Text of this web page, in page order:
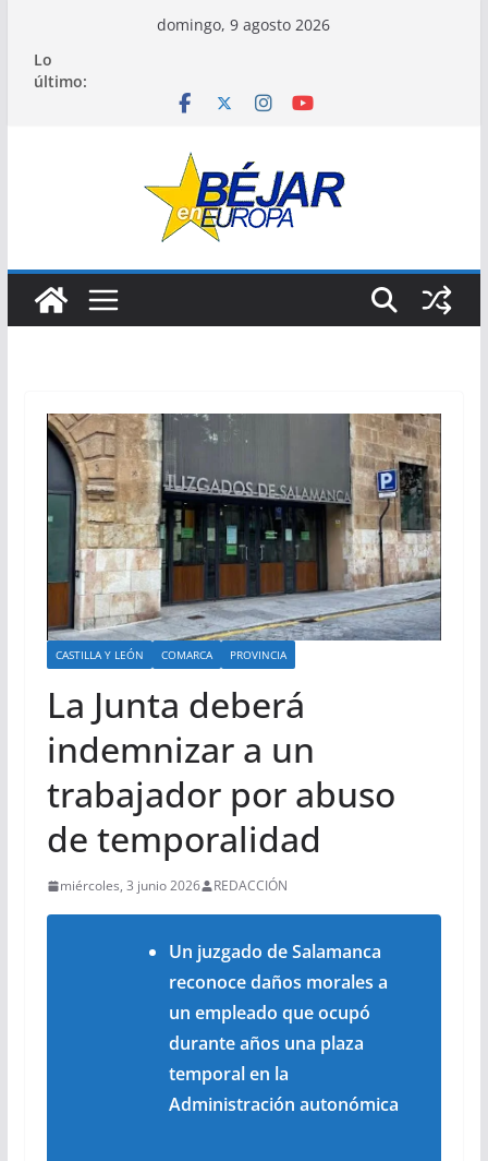
contenido
domingo, 9 agosto 2026
Lo
último:
CASTILLA Y LEÓN COMARCA PROVINCIA
La Junta deberá
indemnizar a un
trabajador por abuso
de temporalidad
miércoles, 3 junio 2026 REDACCIÓN
Un juzgado de Salamanca
reconoce daños morales a
un empleado que ocupó
durante años una plaza
temporal en la
Administración autonómica